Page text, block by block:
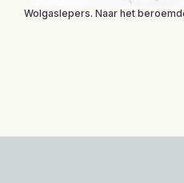
Wolgaslepers. Naar het